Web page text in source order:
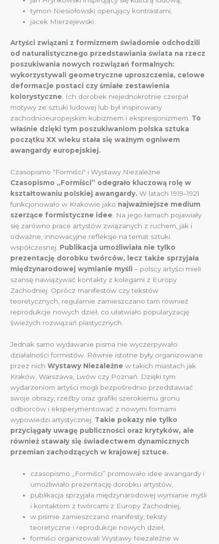
tymon Niesiołowski operujący kontrastami,
jacek Mierzejewski.
Artyści związani z formizmem świadomie odchodzili
od naturalistycznego przedstawiania świata na rzecz
poszukiwania nowych rozwiązań formalnych:
wykorzystywali geometryczne uproszczenia, celowe
deformacje postaci czy śmiałe zestawienia
kolorystyczne . Ich dorobek niejednokrotnie czerpał
motywy ze sztuki ludowej lub był inspirowany
zachodnioeuropejskim kubizmem i ekspresjonizmem. To
właśnie dzięki tym poszukiwaniom polska sztuka
początku XX wieku stała się ważnym ogniwem
awangardy europejskiej.
Czasopismo "Formiści" i Wystawy Niezależne
Czasopismo „Formiści” odegrało kluczową rolę w
kształtowaniu polskiej awangardy. W latach 1919–1921
funkcjonowało w Krakowie jako najważniejsze medium
szerzące formistyczne idee . Na jego łamach pojawiały
się zarówno prace artystów związanych z ruchem, jak i
odważne, innowacyjne refleksje na temat sztuki
współczesnej. Publikacja umożliwiała nie tylko
prezentację dorobku twórców, lecz także sprzyjała
międzynarodowej wymianie myśli – polscy artyści mieli
szansę nawiązywać kontakty z kolegami z Europy
Zachodniej. Oprócz manifestów czy tekstów
teoretycznych, regularnie zamieszczano tam również
reprodukcje nowych dzieł, co ułatwiało popularyzację
świeżych rozwiązań plastycznych.
Jednak samo wydawanie pisma nie wyczerpywało
działalności formistów. Równie istotne były organizowane
przez nichWystawy Niezależne w takich miastach jak
Kraków, Warszawa, Lwów czy Poznań. Dzięki tym
wydarzeniom artyści mogli bezpośrednio przedstawiać
swoje obrazy, rzeźby oraz grafiki szerokiemu gronu
odbiorców i eksperymentować z nowymi formami
wypowiedzi artystycznej. Takie pokazy nie tylko
przyciągały uwagę publiczności oraz krytyków, ale
również stawały się świadectwem dynamicznych
przemian zachodzących w krajowej sztuce.
czasopismo „Formiści” promowało idee awangardy i
umożliwiało prezentację dorobku artystów,
publikacja sprzyjała międzynarodowej wymianie myśli
i kontaktom z twórcami z Europy Zachodniej,
w piśmie zamieszczano manifesty, teksty
teoretyczne i reprodukcje nowych dzieł,
formiści organizowali Wystawy Niezależne w